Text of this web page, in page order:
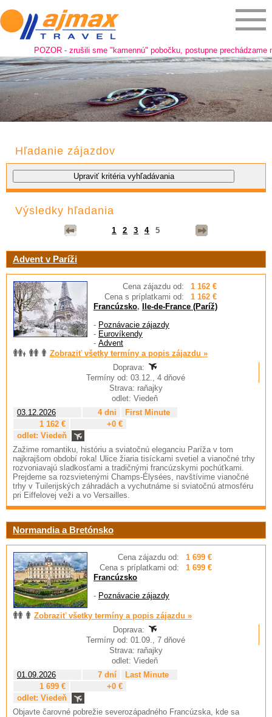
POZOR - zrušili sme "kamennú" pobočku, postupne prechádzame
Hľadanie zájazdov
Výsledky hľadania
1 2 3 4 5
Advent v Paríži
Cena zájazdu od:
1 162 €
Cena s príplatkami od:
1 162 €
Francúzsko,
Ile-de-France (Paríž)
- Poznávacie zájazdy
- Eurovíkendy
- Advent
Zobraziť všetky termíny a popis zájazdu »
Doprava:
Termíny od: 03.12., 4 dňové
Strava: raňajky
odlet: Viedeň
03.12.2026
4 dni
First Minute
1 162 €
+0 €
odlet: Viedeň
Zažime romantiku, históriu a sviatočnú eleganciu Paríža v tom
najkrajšom období roka! Ulice žiaria tisíckami svetiel a vianočné trhy
rozvoniavajú sladkosťami a tradičnými francúzskymi pochúťkami.
Prejdeme sa rozsvietenými Champs-Élysées, navštívime vianočné
trhy v Tuilerijských záhradách a vychutnáme si sviatočnú atmosféru
pri Eiffelovej veži a vo Versailles.
Normandia a Bretónsko
Cena zájazdu od:
1 699 €
Cena s príplatkami od:
1 699 €
Francúzsko
- Poznávacie zájazdy
Zobraziť všetky termíny a popis zájazdu »
Doprava:
Termíny od: 01.09., 7 dňové
Strava: raňajky
odlet: Viedeň
01.09.2026
7 dní
Last Minute
1 699 €
+0 €
odlet: Viedeň
Objavte čarovné pobrežie severozápadného Francúzska, kde sa